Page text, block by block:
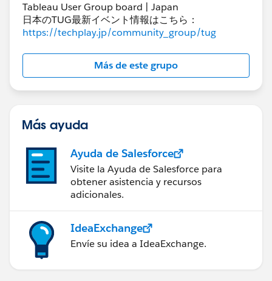
Tableau User Group board | Japan
日本のTUG最新イベント情報はこちら：
https://techplay.jp/community_group/tug
Más de este grupo
Más ayuda
Ayuda de Salesforce
Visite la Ayuda de Salesforce para
obtener asistencia y recursos
adicionales.
IdeaExchange
Envíe su idea a IdeaExchange.